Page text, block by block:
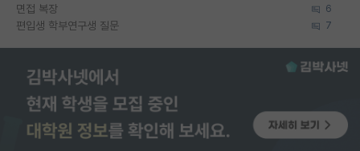
면접 복장 6
편입생 학부연구생 질문 7